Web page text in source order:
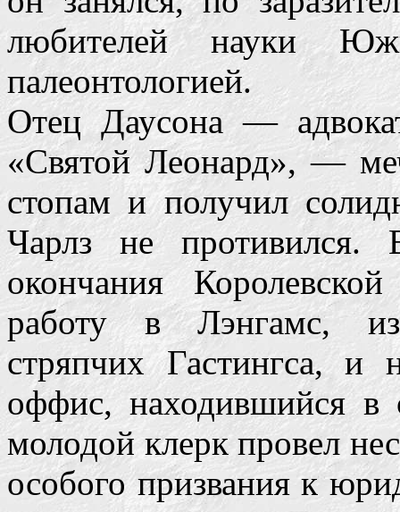
любителей науки
палеонтологией.
Отец Даусона —
«Святой Леонард», —
стопам и получил
Чарлз не
окончания
работу в Лэнгамс,
стряпчих Гастингса, и
оффис, находившийся в
молодой клерк провел
особого призвания к